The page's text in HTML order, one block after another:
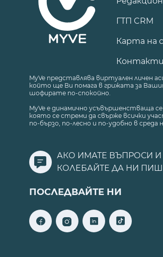
ГТП CRM
Карта на
Контакти
MyVe представлява виртуален личен
който ще Ви помага в грижата за
шофирате по-спокойно.
MyVe е динамично усъвършенстваща
която се стреми да свърже всички
по-бързо, по-лесно и по-удобно в среда
АКО ИМАТЕ ВЪПРОСИ И
КОЛЕБАЙТЕ ДА НИ
ПОСЛЕДВАЙТЕ НИ